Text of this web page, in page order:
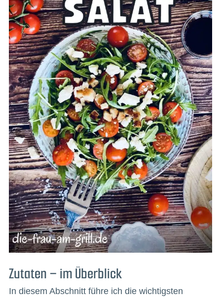
Zutaten – im Überblick
In diesem Abschnitt führe ich die wichtigsten